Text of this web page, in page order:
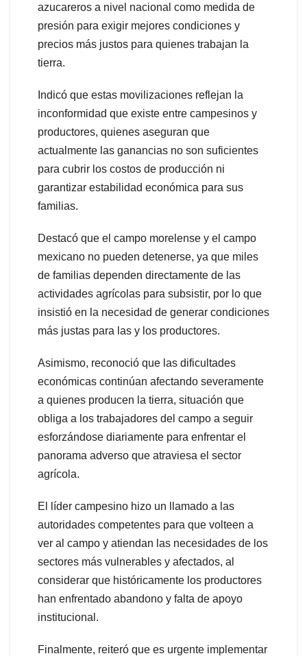
azucareros a nivel nacional como medida de
presión para exigir mejores condiciones y
precios más justos para quienes trabajan la
tierra.
Indicó que estas movilizaciones reflejan la
inconformidad que existe entre campesinos y
productores, quienes aseguran que
actualmente las ganancias no son suficientes
para cubrir los costos de producción ni
garantizar estabilidad económica para sus
familias.
Destacó que el campo morelense y el campo
mexicano no pueden detenerse, ya que miles
de familias dependen directamente de las
actividades agrícolas para subsistir, por lo que
insistió en la necesidad de generar condiciones
más justas para las y los productores.
Asimismo, reconoció que las dificultades
económicas continúan afectando severamente
a quienes producen la tierra, situación que
obliga a los trabajadores del campo a seguir
esforzándose diariamente para enfrentar el
panorama adverso que atraviesa el sector
agrícola.
El líder campesino hizo un llamado a las
autoridades competentes para que volteen a
ver al campo y atiendan las necesidades de los
sectores más vulnerables y afectados, al
considerar que históricamente los productores
han enfrentado abandono y falta de apoyo
institucional.
Finalmente, reiteró que es urgente implementar